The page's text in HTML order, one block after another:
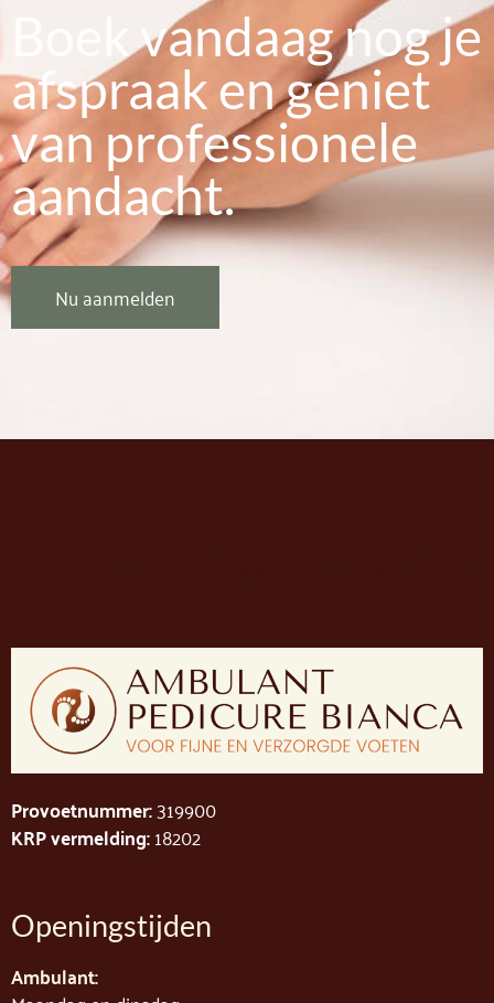
Boek vandaag nog je
afspraak en geniet
van professionele
aandacht.
Nu aanmelden
Provoetnummer:319900
KRP vermelding:18202
Openingstijden
Ambulant: